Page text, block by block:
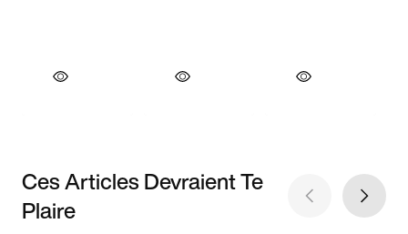
Ces Articles Devraient Te
Plaire